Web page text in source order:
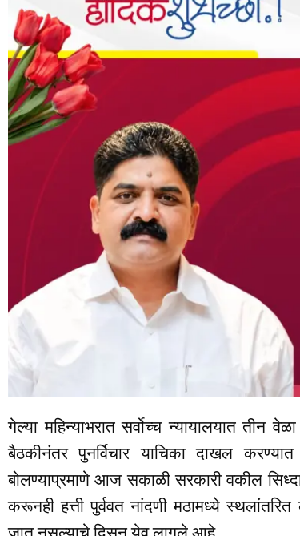
गेल्या महिन्याभरात सर्वोच्च न्यायालयात तीन
बैठकीनंतर पुनर्विचार याचिका दाखल
बोलण्याप्रमाणे आज सकाळी सरकारी वकील
करूनही हत्ती पुर्ववत नांदणी मठामध्ये